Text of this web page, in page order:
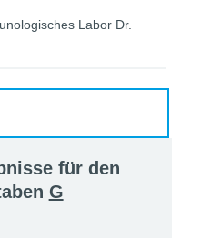
Labor Dr.
für den
G